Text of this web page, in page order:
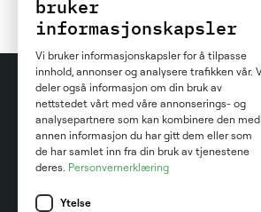
Prosjektguider
Prisguider
Artikler
Nyheter
For
entreprenører
Om tjenesten
bruker
informasjonskapsler
Vi bruker informasjonskapsler for å tilpasse
innhold, annonser og analysere trafikken vår.
deler også informasjon om din bruk av
nettstedet vårt med våre annonserings- og
analysepartnere som kan kombinere den med
annen informasjon du har gitt dem eller som
de har samlet inn fra din bruk av tjenestene
deres. Personvernerklæring
Ytelse